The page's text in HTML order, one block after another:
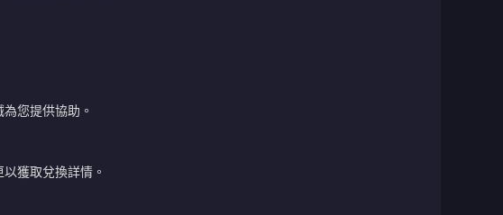
您提供協助。
獲取兌換詳情。